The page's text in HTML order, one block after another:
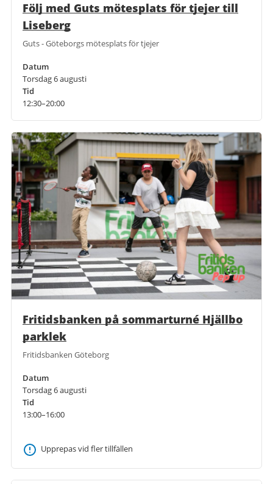
Följ med Guts mötesplats för tjejer till
Liseberg
Guts - Göteborgs mötesplats för tjejer
Datum
Torsdag 6 augusti
Tid
12:30–20:00
Fritidsbanken på sommarturné Hjällbo
parklek
Fritidsbanken Göteborg
Datum
Torsdag 6 augusti
Tid
13:00–16:00
Upprepas vid fler tillfällen